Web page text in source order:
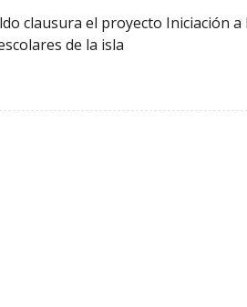
clausura el proyecto Iniciación
de la isla